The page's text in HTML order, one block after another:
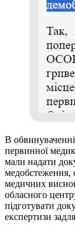
В
первинної
мали надати
медобстеження,
медичних
обласного
підготувати
експертизи